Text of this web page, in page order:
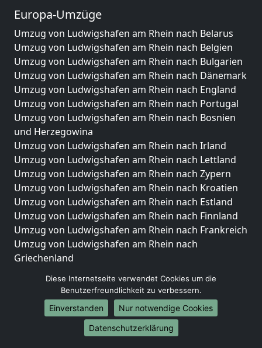
Europa-Umzüge
Umzug von Ludwigshafen am Rhein nach Belarus
Umzug von Ludwigshafen am Rhein nach Belgien
Umzug von Ludwigshafen am Rhein nach Bulgarien
Umzug von Ludwigshafen am Rhein nach Dänemark
Umzug von Ludwigshafen am Rhein nach England
Umzug von Ludwigshafen am Rhein nach Portugal
Umzug von Ludwigshafen am Rhein nach Bosnien
und Herzegowina
Umzug von Ludwigshafen am Rhein nach Irland
Umzug von Ludwigshafen am Rhein nach Lettland
Umzug von Ludwigshafen am Rhein nach Zypern
Umzug von Ludwigshafen am Rhein nach Kroatien
Umzug von Ludwigshafen am Rhein nach Estland
Umzug von Ludwigshafen am Rhein nach Finnland
Umzug von Ludwigshafen am Rhein nach Frankreich
Umzug von Ludwigshafen am Rhein nach
Griechenland
Umzug von Ludwigshafen am Rhein nach
Liechtenstein
Umzug von Ludwigshafen am Rhein nach
Diese Internetseite verwendet Cookies um die
Benutzerfreundlichkeit zu verbessern.
Einverstanden
Nur notwendige Cookies
Datenschutzerklärung